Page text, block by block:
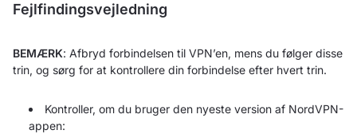
Fejlfindingsvejledning
BEMÆRK: Afbryd forbindelsen til VPN’en, mens du følger disse
trin, og sørg for at kontrollere din forbindelse efter hvert trin.
Kontroller, om du bruger den nyeste version af NordVPN-
appen: